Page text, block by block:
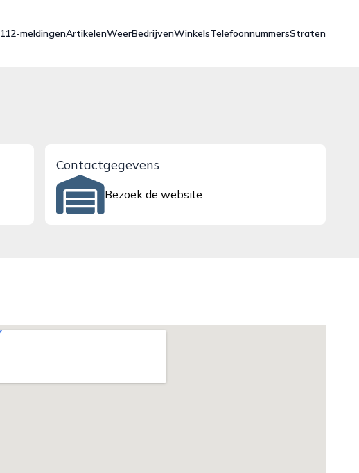
112-meldingenArtikelenWeerBedrijvenWinkelsTelefoonnummersStraten
Contactgegevens
Bezoek de website